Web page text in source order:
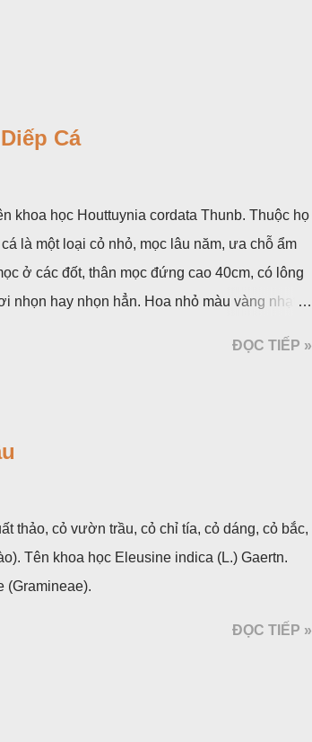
Cá
khoa học Houttuynia cordata Thunb. Thuộc họ
là một loại cỏ nhỏ, mọc lâu năm, ưa chỗ ẩm
ở các đốt, thân mọc đứng cao 40cm, có lông
nhọn hay nhọn hẳn. Hoa nhỏ màu vàng nhạt,
ĐỌC TIẾP »
thảo, cỏ vườn trầu, cỏ chỉ tía, cỏ dáng, cỏ bắc,
Tên khoa học Eleusine indica (L.) Gaertn.
(Gramineae).
ĐỌC TIẾP »